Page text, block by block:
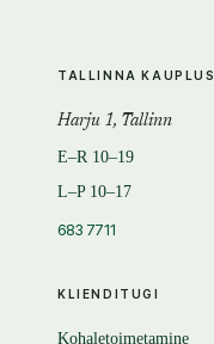
KLIENDITUGI
Kohaletoimetamine
TALLINNA KAUPLUS
Harju 1, Tallinn
E–R 10–19
L–P 10–17
683 7711